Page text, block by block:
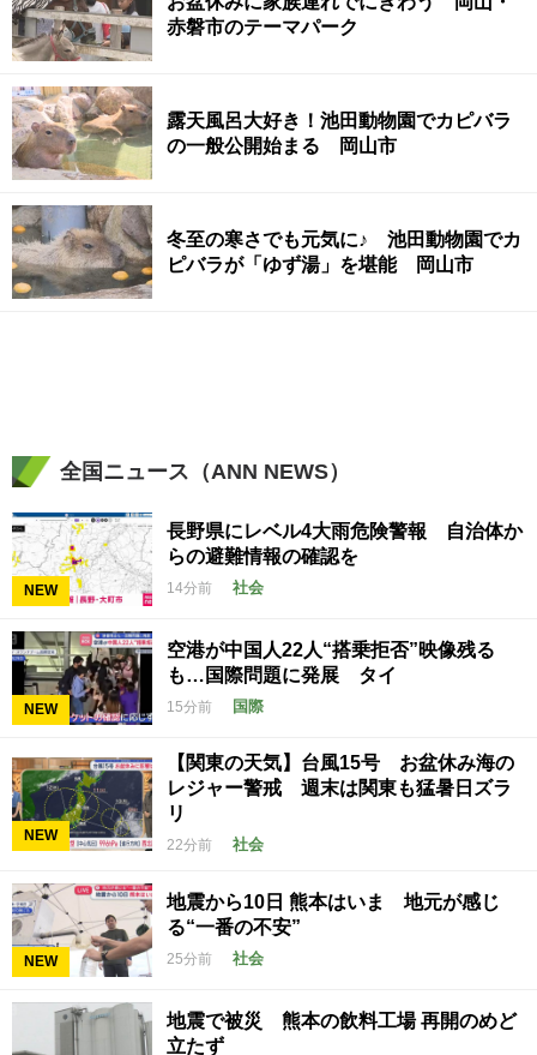
赤磐市のテーマパーク
露天風呂大好き！池田動物園でカピバラ
の一般公開始まる 岡山市
冬至の寒さでも元気に♪ 池田動物園でカ
ピバラが「ゆず湯」を堪能 岡山市
全国ニュース（ANN NEWS）
NEW
長野県にレベル4大雨危険警報 自治体か
らの避難情報の確認を
14分前 社会
NEW
空港が中国人22人“搭乗拒否”映像残る
も…国際問題に発展 タイ
15分前 国際
NEW
【関東の天気】台風15号 お盆休み海の
レジャー警戒 週末は関東も猛暑日ズラ
リ
22分前 社会
NEW
地震から10日 熊本はいま 地元が感じ
る“一番の不安”
25分前 社会
地震で被災 熊本の飲料工場 再開のめど
立たず